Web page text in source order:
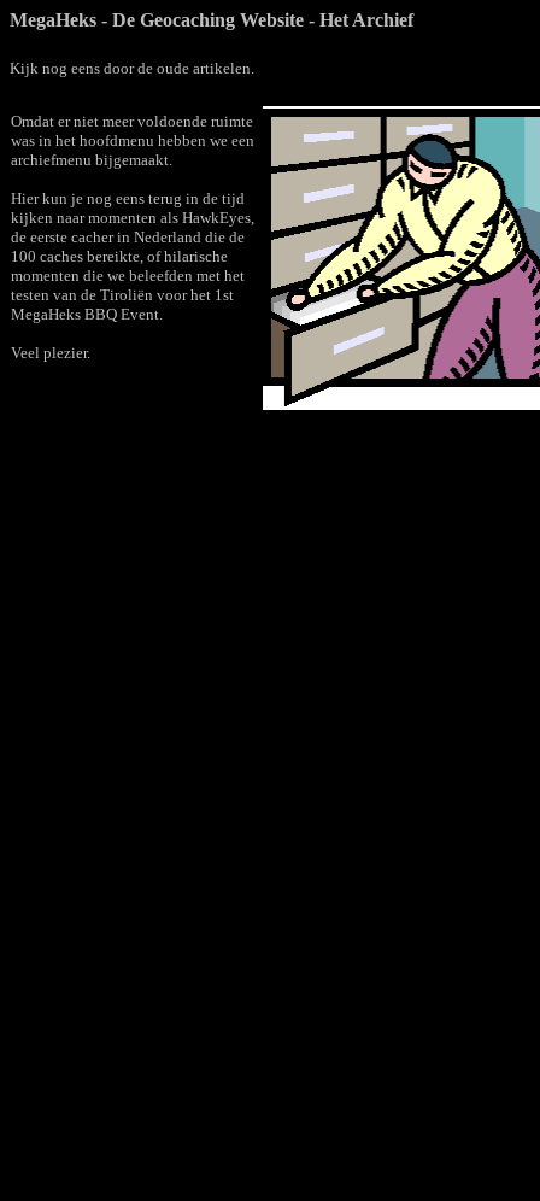
MegaHeks - De Geocaching Website - Het Archief
Kijk nog eens door de oude artikelen.
Omdat er niet meer voldoende ruimte
was in het hoofdmenu hebben we een
archiefmenu bijgemaakt.
Hier kun je nog eens terug in de tijd
kijken naar momenten als HawkEyes,
de eerste cacher in Nederland die de
100 caches bereikte, of hilarische
momenten die we beleefden met het
testen van de Tiroliën voor het 1st
MegaHeks BBQ Event.
Veel plezier.